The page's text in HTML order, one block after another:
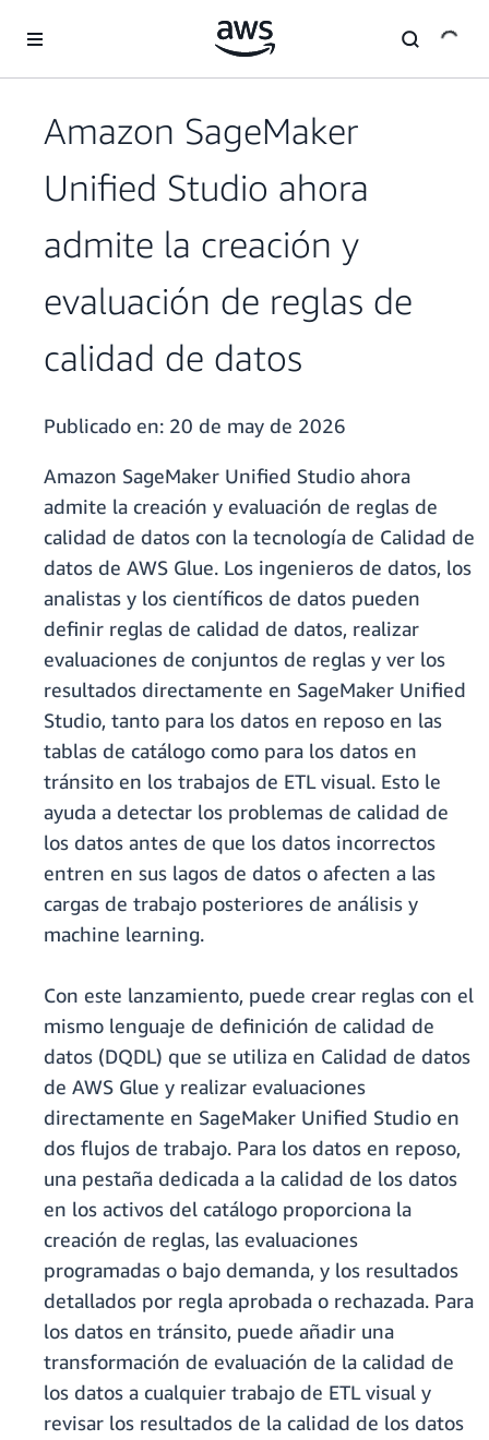
Amazon SageMaker
Unified Studio ahora
admite la creación y
evaluación de reglas de
calidad de datos
Publicado en: 20 de may de 2026
Amazon SageMaker Unified Studio ahora
admite la creación y evaluación de reglas de
calidad de datos con la tecnología de Calidad de
datos de AWS Glue. Los ingenieros de datos, los
analistas y los científicos de datos pueden
definir reglas de calidad de datos, realizar
evaluaciones de conjuntos de reglas y ver los
resultados directamente en SageMaker Unified
Studio, tanto para los datos en reposo en las
tablas de catálogo como para los datos en
tránsito en los trabajos de ETL visual. Esto le
ayuda a detectar los problemas de calidad de
los datos antes de que los datos incorrectos
entren en sus lagos de datos o afecten a las
cargas de trabajo posteriores de análisis y
machine learning.
Con este lanzamiento, puede crear reglas con el
mismo lenguaje de definición de calidad de
datos (DQDL) que se utiliza en Calidad de datos
de AWS Glue y realizar evaluaciones
directamente en SageMaker Unified Studio en
dos flujos de trabajo. Para los datos en reposo,
una pestaña dedicada a la calidad de los datos
en los activos del catálogo proporciona la
creación de reglas, las evaluaciones
programadas o bajo demanda, y los resultados
detallados por regla aprobada o rechazada. Para
los datos en tránsito, puede añadir una
transformación de evaluación de la calidad de
los datos a cualquier trabajo de ETL visual y
revisar los resultados de la calidad de los datos